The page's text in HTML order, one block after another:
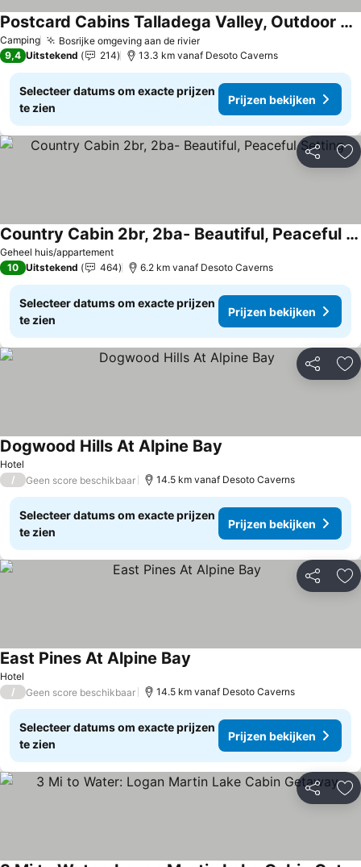
Camping Bosrijke omgeving aan de rivier
Postcard Cabins Talladega Valley, Outdoor Collection by Marriott Bonvoy
9,4 Uitstekend 214 13.3 km vanaf Desoto Caverns
Selecteer datums om exacte prijzen
te zien
Prijzen bekijken
Delen
Geheel huis/appartement
Country Cabin 2br, 2ba- Beautiful, Peaceful Setting
10 Uitstekend 464 6.2 km vanaf Desoto Caverns
Selecteer datums om exacte prijzen
te zien
Prijzen bekijken
Delen
Hotel
Dogwood Hills At Alpine Bay
/ Geen score beschikbaar 14.5 km vanaf Desoto Caverns
Selecteer datums om exacte prijzen
te zien
Prijzen bekijken
Delen
Hotel
East Pines At Alpine Bay
/ Geen score beschikbaar 14.5 km vanaf Desoto Caverns
Selecteer datums om exacte prijzen
te zien
Prijzen bekijken
Delen